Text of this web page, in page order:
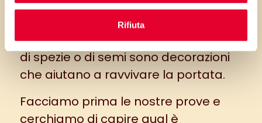
Rifiuta
Un fiore, un germoglio, una
pennellata di crema, una spolverata
di spezie o di semi sono decorazioni
che aiutano a ravvivare la portata.
Facciamo prima le nostre prove e
cerchiamo di capire qual è